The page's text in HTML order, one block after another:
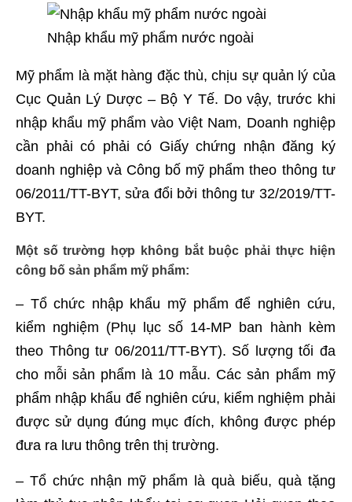
Nhập khẩu mỹ phẩm nước ngoài
Mỹ phẩm là mặt hàng đặc thù, chịu sự quản lý của
Cục Quản Lý Dược – Bộ Y Tế. Do vậy, trước khi
nhập khẩu mỹ phẩm vào Việt Nam, Doanh nghiệp
cần phải có phải có Giấy chứng nhận đăng ký
doanh nghiệp và Công bố mỹ phẩm theo thông tư
06/2011/TT-BYT, sửa đổi bởi thông tư 32/2019/TT-
BYT.
Một số trường hợp không bắt buộc phải thực hiện
công bố sản phẩm mỹ phẩm:
– Tổ chức nhập khẩu mỹ phẩm để nghiên cứu,
kiểm nghiệm (Phụ lục số 14-MP ban hành kèm
theo Thông tư 06/2011/TT-BYT). Số lượng tối đa
cho mỗi sản phẩm là 10 mẫu. Các sản phẩm mỹ
phẩm nhập khẩu để nghiên cứu, kiểm nghiệm phải
được sử dụng đúng mục đích, không được phép
đưa ra lưu thông trên thị trường.
– Tổ chức nhận mỹ phẩm là quà biếu, quà tặng